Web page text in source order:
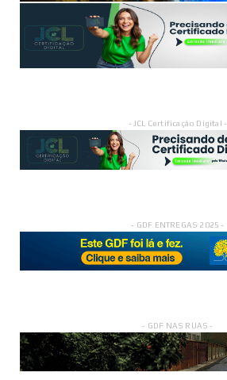
- JCL Certificação Digital -
- GDF ENTREGAS 2025 -
- GDF NAS RUAS -